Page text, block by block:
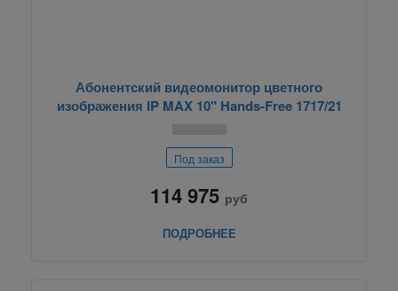
Абонентский видеомонитор цветного
изображения IP MAX 10" Hands-Free 1717/21
Под заказ
114 975 руб
ПОДРОБНЕЕ